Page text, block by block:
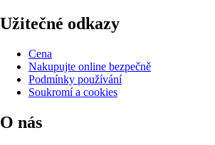
Užitečné odkazy
Cena
Nakupujte online bezpečně
Podmínky používání
Soukromí a cookies
O nás